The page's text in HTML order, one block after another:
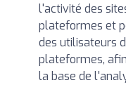
l'activité des
plateformes et
des utilisateurs
plateformes,
la base de